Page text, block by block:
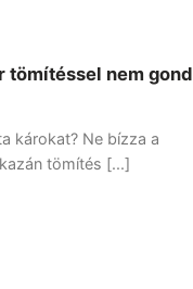
tömítéssel nem gond
károkat? Ne bízza a
tömítés [...]